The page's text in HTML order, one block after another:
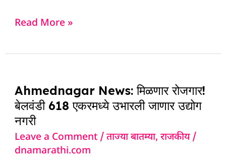
c
b
o
k
at
A
p
dI d ra
Read More »
Ahmednagar News: मिळणार रोजगार!
बेलवंडी 618 एकरमध्ये उभारली जाणार उद्योग
नगरी
Leave a Comment /ताज्या बातम्या,राजकीय/
dnamarathi.com
News:
मिळणार
रोजगार!
बेलवंडी
618